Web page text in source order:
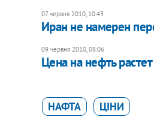
07 червня 2010, 10:43
Иран не намерен
09 червня 2010, 08:06
Цена на нефть растет
НАФТА ЦІНИ